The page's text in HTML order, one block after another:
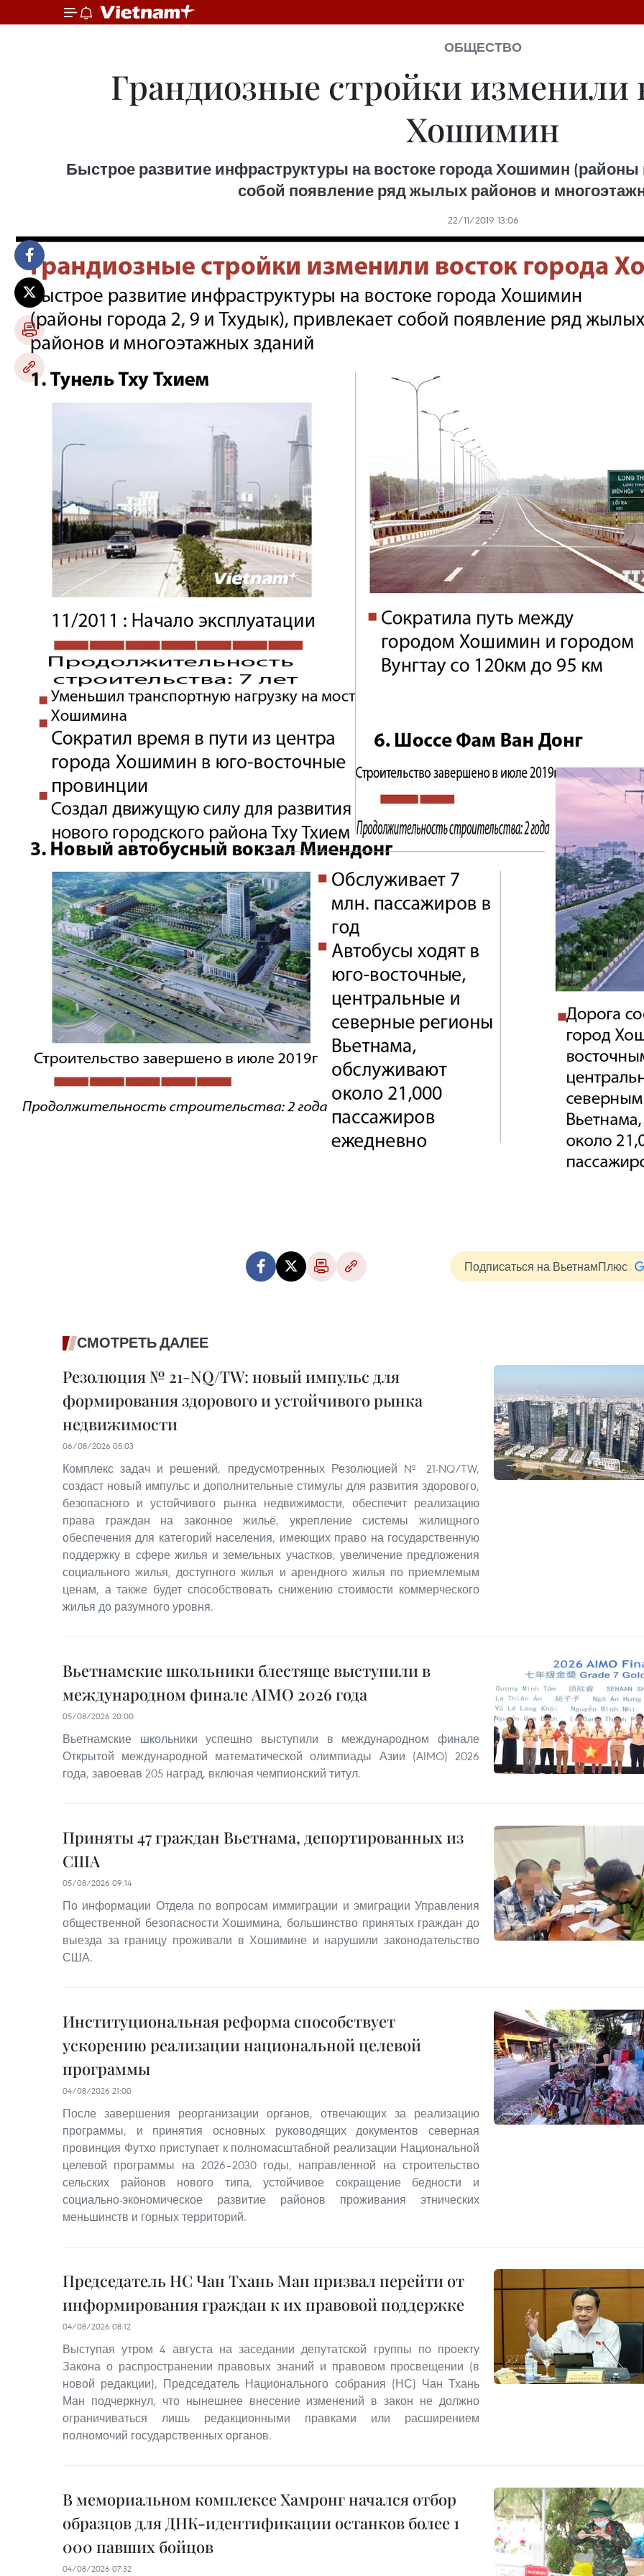
ОБЩЕСТВО
Грандиозные стройки изменили
Хошимин
Быстрое развитие инфраструктуры на востоке города Хошимин (районы
собой появление ряд жылых районов и
22/11/2019 13:06
Подписаться на ВьетнамПлюс
СМОТРЕТЬ ДАЛЕЕ
Резолюция № 21-NQ/TW: новый импульс для
формирования здорового и устойчивого рынка
недвижимости
06/08/2026 05:03
Комплекс задач и решений, предусмотренных Резолюцией № 21-NQ/TW,
создаст новый импульс и дополнительные стимулы для развития здорового,
безопасного и устойчивого рынка недвижимости, обеспечит реализацию
права граждан на законное жильё, укрепление системы жилищного
обеспечения для категорий населения, имеющих право на государственную
поддержку в сфере жилья и земельных участков, увеличение предложения
социального жилья, доступного жилья и арендного жилья по приемлемым
ценам, а также будет способствовать снижению стоимости коммерческого
жилья до разумного уровня.
Вьетнамские школьники блестяще выступили в
международном финале AIMO 2026 года
05/08/2026 20:00
Вьетнамские школьники успешно выступили в международном финале
Открытой международной математической олимпиады Азии (AIMO) 2026
года, завоевав 205 наград, включая чемпионский титул.
Приняты 47 граждан Вьетнама, депортированных из
США
05/08/2026 09:14
По информации Отдела по вопросам иммиграции и эмиграции Управления
общественной безопасности Хошимина, большинство принятых граждан до
выезда за границу проживали в Хошимине и нарушили законодательство
США.
Институциональная реформа способствует
ускорению реализации национальной целевой
программы
04/08/2026 21:00
После завершения реорганизации органов, отвечающих за реализацию
программы, и принятия основных руководящих документов северная
провинция Футхо приступает к полномасштабной реализации Национальной
целевой программы на 2026–2030 годы, направленной на строительство
сельских районов нового типа, устойчивое сокращение бедности и
социально-экономическое развитие районов проживания этнических
меньшинств и горных территорий.
Председатель НС Чан Тхань Ман призвал перейти от
информирования граждан к их правовой поддержке
04/08/2026 08:12
Выступая утром 4 августа на заседании депутатской группы по проекту
Закона о распространении правовых знаний и правовом просвещении (в
новой редакции), Председатель Национального собрания (НС) Чан Тхань
Ман подчеркнул, что нынешнее внесение изменений в закон не должно
ограничиваться лишь редакционными правками или расширением
полномочий государственных органов.
В мемориальном комплексе Хамронг начался отбор
образцов для ДНК-идентификации останков более 1
000 павших бойцов
04/08/2026 07:32